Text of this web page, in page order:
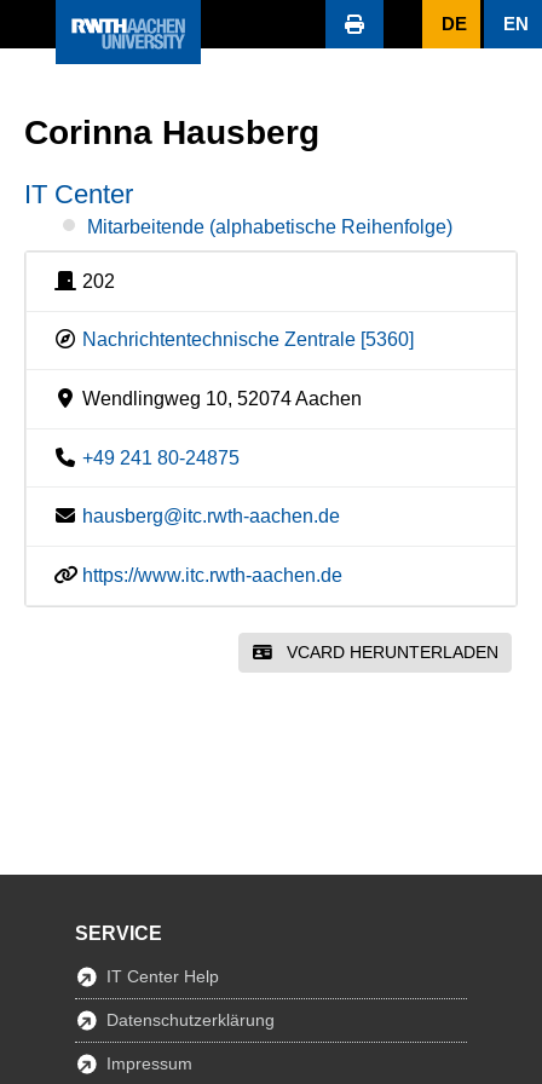
DE EN
Corinna Hausberg
IT Center
Mitarbeitende (alphabetische Reihenfolge)
202
Nachrichtentechnische Zentrale [5360]
Wendlingweg 10, 52074 Aachen
+49 241 80-24875
hausberg@itc.rwth-aachen.de
https://www.itc.rwth-aachen.de
VCARD HERUNTERLADEN
SERVICE
IT Center Help
Datenschutzerklärung
Impressum